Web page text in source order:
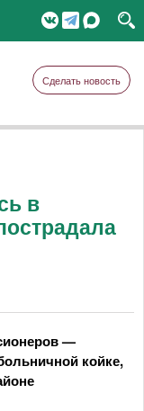
Сделать новость
в
—
койке,